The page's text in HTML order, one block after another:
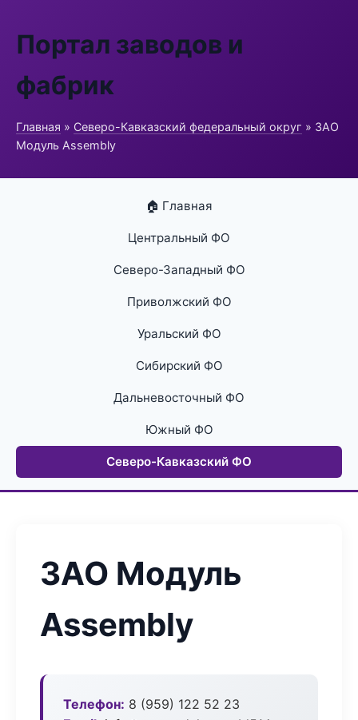
Портал заводов и
фабрик
Главная » Северо-Кавказский федеральный округ » ЗАО
Модуль Assembly
🏠 Главная
Центральный ФО
Северо-Западный ФО
Приволжский ФО
Уральский ФО
Сибирский ФО
Дальневосточный ФО
Южный ФО
Северо-Кавказский ФО
ЗАО Модуль
Assembly
Телефон: 8 (959) 122 52 23